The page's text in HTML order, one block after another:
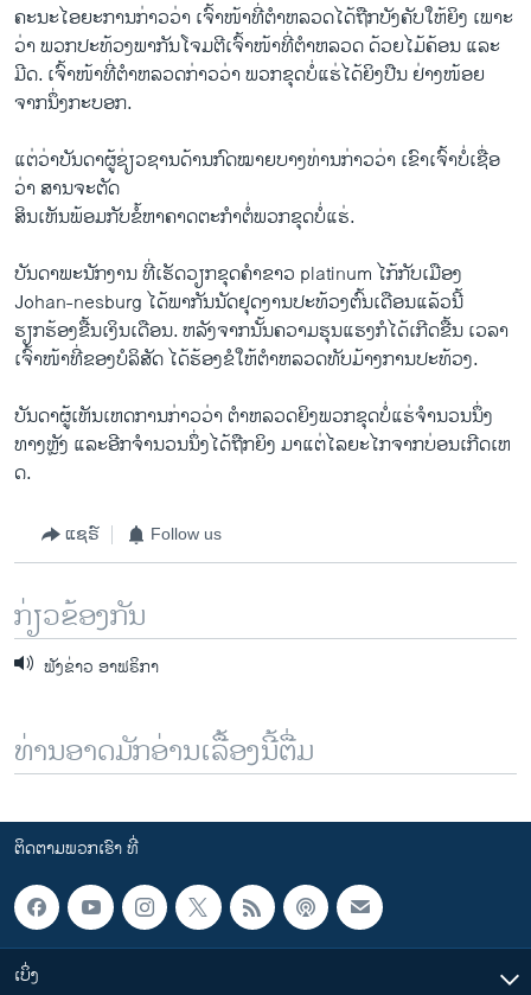
ຄະນະ​ໄອ​ຍະ​ການກ່າວ​ວ່າ ​ເຈົ້າ​ໜ້າ​ທີ່​ຕໍາຫລວດໄດ້​ຖືກ​ບັງ​ຄັບ​ໃຫ້​ຍິງ​ ​ເພາະ​
ວ່າ ພວກ​ປະ​ທ້ວງ​ພາກັນ​ໂຈມ​ຕີເຈົ້າ​ໜ້າ​ທີ່​ຕໍ​າຫລວດ ດ້ວຍ​ໄມ້ຄ້ອນ ​ແລະ​
ມີດ. ​ເຈົ້າ​ໜ້າ​ທີ່​ຕໍ​າຫລວດ​ກ່າວ​ວ່າ ພວກ​ຂຸດ​ບໍ່​ແຮ່ໄດ້​ຍິງ​ປືນ ຢ່າງ​ໜ້ອຍ​
ຈາກ​ນຶ່ງ​ກະບອກ.
ແຕ່ວ່າບັນດາ​ຜູ້​ຊ່ຽວຊານ​ດ້ານ​ກົດໝາຍ​ບາງທ່ານກ່າວ​ວ່າ ​ເຂົາ​ເຈົ້າບໍ່​ເຊື່ອ​
ວ່າ ສານຈະຕັດ
ສິນ​ເຫັນ​ພ້ອມ​ກັບ​ຂໍ້​ຫາຄາດ​ຕະກໍາຕໍ່ພວກ​ຂຸດ​ບໍ່ແຮ່.
ບັນດາ​ພະນັກງານ ທີ່​ເຮັດ​ວຽກ​ຂຸດຄຳ​ຂາວ platinum ​ໄກ້​ກັບ​ເມືອງ
Johan-nesburg ​ໄດ້​ພາກັນນັດ​ຢຸດ​ງານ​ປະ​ທ້ວງຕົ້ນ​ເດືອນ​ແລ້ວ​ນີ້
ຮຽກຮ້ອງ​ຂື້ນ​ເງິນ​ເດືອນ. ຫລັງ​ຈາກ​ນັ້ນ​ຄວາ​ມຮຸນ​ແຮງກໍ​ໄດ້​ເກີດຂື້ນ ​ເວລາ​
ເຈົ້າ​ໜ້າ​ທີ່​ຂອງ​ບໍລິສັດ ​ໄດ້​ຮ້ອງ​ຂໍໃຫ້​ຕໍາຫລວດທັບ​ມ້າງ​ການ​ປະ​ທ້ວງ.
ບັນດາ​ຜູ້​ເຫັນ​ເຫ​ດການ​ກ່າວ​ວ່າ ຕໍາຫລວດ​ຍິງພວກ​ຂຸດ​ບໍ່ແຮ່ຈໍານວນນຶ່ງ
ທາງ​ຫຼັງ ​ແລະ​ອີກ​ຈໍານວນນຶ່ງ​ໄດ້​ຖືກຍິງ ມາ​ແຕ່​ໄລຍະໄກຈາກບ່ອນ​ເກີດ​ເຫ​
ດ.
ແຊຣ໌ Follow us
ກ່ຽວຂ້ອງກັນ
ຟັງຂ່າວ ອາຟຣິກາ
ທ່ານອາດມັກອ່ານເລື້ອງນີ້ຕື່ມ
ຕິດຕາມພວກເຮົາ ທີ່
ເບິ່ງ